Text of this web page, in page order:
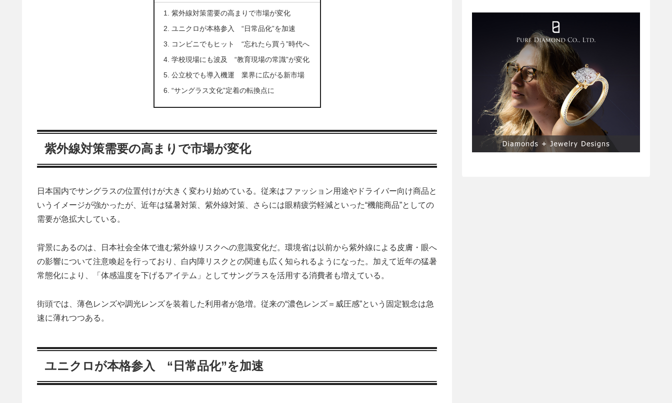
紫外線対策需要の高まりで市場が変化
ユニクロが本格参入 “日常品化”を加速
コンビニでもヒット “忘れたら買う”時代へ
学校現場にも波及 “教育現場の常識”が変化
公立校でも導入機運 業界に広がる新市場
“サングラス文化”定着の転換点に
紫外線対策需要の高まりで市場が変化
日本国内でサングラスの位置付けが大きく変わり始めている。従来はファッション用途やドライバー向け商品と
いうイメージが強かったが、近年は猛暑対策、紫外線対策、さらには眼精疲労軽減といった“機能商品”としての
需要が急拡大している。
背景にあるのは、日本社会全体で進む紫外線リスクへの意識変化だ。環境省は以前から紫外線による皮膚・眼へ
の影響について注意喚起を行っており、白内障リスクとの関連も広く知られるようになった。加えて近年の猛暑
常態化により、「体感温度を下げるアイテム」としてサングラスを活用する消費者も増えている。
街頭では、薄色レンズや調光レンズを装着した利用者が急増。従来の“濃色レンズ＝威圧感”という固定観念は急
速に薄れつつある。
ユニクロが本格参入 “日常品化”を加速